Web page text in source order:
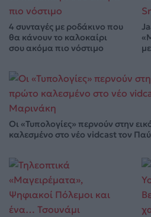
4 συνταγές με ροδάκινο που
θα κάνουν το καλοκαίρι
σου ακόμα πιο νόστιμο
Οι «Τυπολογίες» περνούν στην
καλεσμένο στο νέο vidcast τον